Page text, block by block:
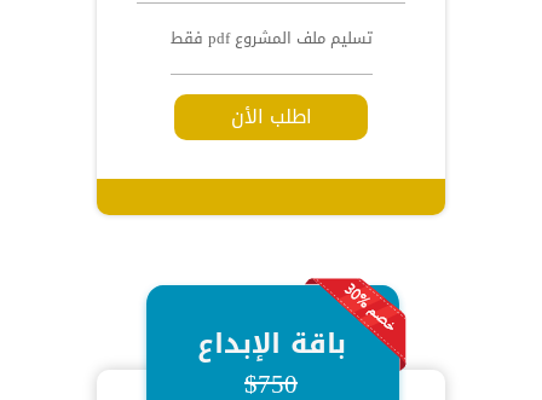
تسليم ملف المشروع pdf فقط
اطلب الأن
باقة الإبداع
$750